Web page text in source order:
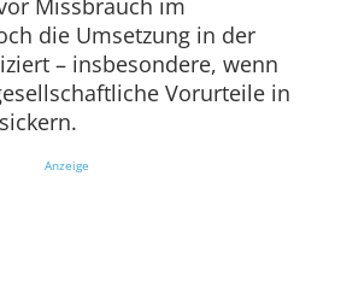
Missbrauch im
die Umsetzung in der
– insbesondere, wenn
Vorurteile in
Anzeige